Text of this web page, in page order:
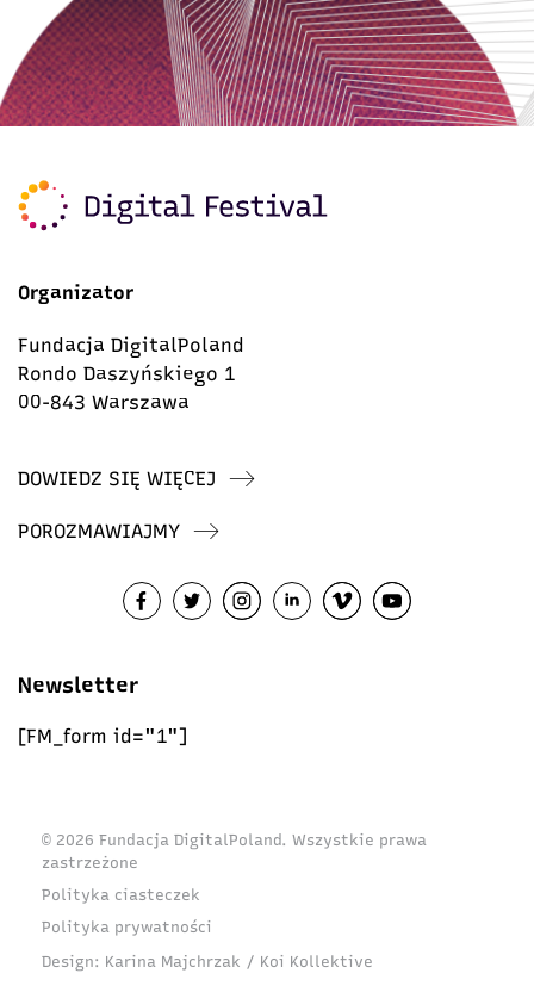
Organizator
Fundacja DigitalPoland
Rondo Daszyńskiego 1
00-843 Warszawa
DOWIEDZ SIĘ WIĘCEJ
POROZMAWIAJMY
Newsletter
[FM_form id="1"]
© 2026 Fundacja DigitalPoland. Wszystkie prawa
zastrzeżone
Polityka ciasteczek
Polityka prywatności
Design: Karina Majchrzak / Koi Kollektive